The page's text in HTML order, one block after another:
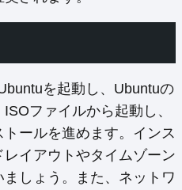
を起動し、Ubuntuの
ファイルから起動し、
ールを進めます。インス
レイアウトやタイムゾーン
しょう。また、ネットワ